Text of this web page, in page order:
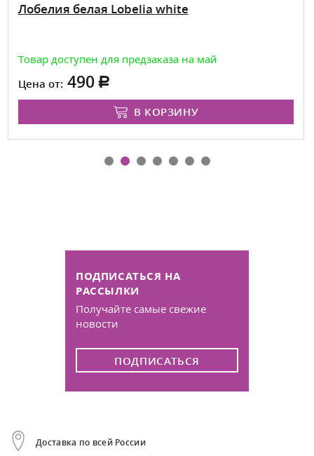
Лобелия белая Lobelia white
Товар доступен для предзаказа на май
Цена от: 490
В КОРЗИНУ
ПОДПИСАТЬСЯ НА
РАССЫЛКИ
Получайте самые свежие
новости
ПОДПИСАТЬСЯ
Доставка по всей России